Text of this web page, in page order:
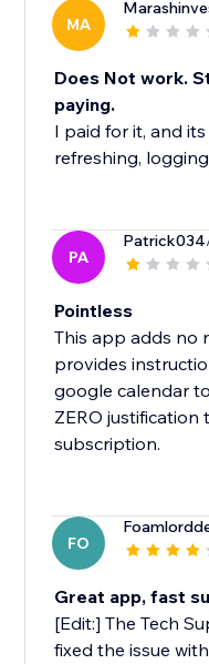
MA
Does Not work.
paying.
I paid for it, and
refreshing,
PA
Patrick034
Pointless
This app adds no
provides
google calendar
ZERO
subscription.
FO
Great app, fast
[Edit:] The Tech
fixed the issue